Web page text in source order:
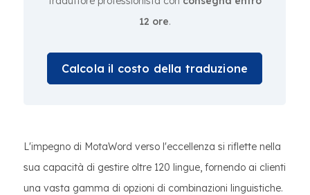
12 ore.
Calcola il costo della traduzione
L'impegno di MotaWord verso l'eccellenza si riflette nella
sua capacità di gestire oltre 120 lingue, fornendo ai clienti
una vasta gamma di opzioni di combinazioni linguistiche.